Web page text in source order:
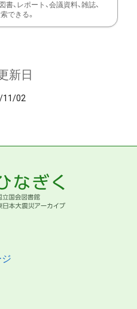
、レポート、会議資料、雑誌、
できる。
新日
11/02